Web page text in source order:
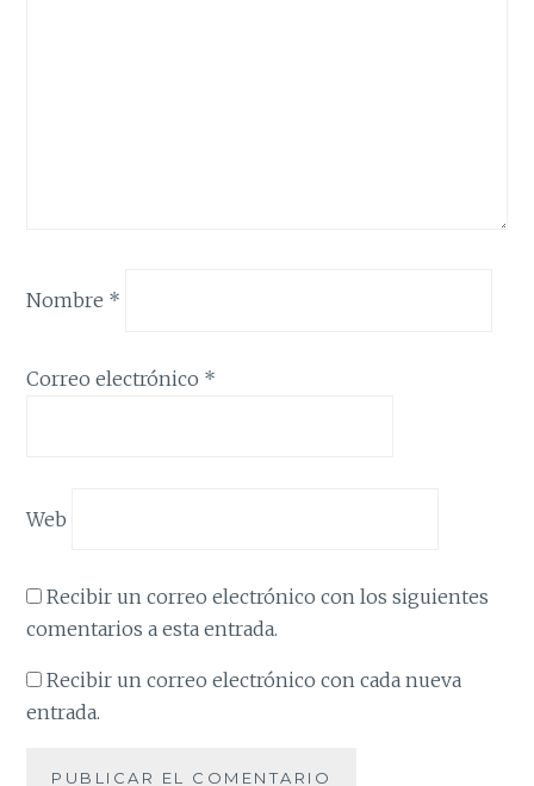
Nombre *
Correo electrónico *
Web
Recibir un correo electrónico con los siguientes
comentarios a esta entrada.
Recibir un correo electrónico con cada nueva
entrada.